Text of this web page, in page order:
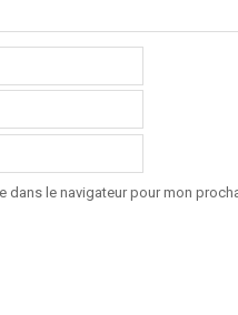
dans le navigateur pour mon